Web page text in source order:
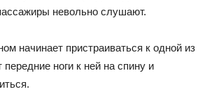
невольно слушают.
начинает пристраиваться к одной из
передние ноги к ней на спину и